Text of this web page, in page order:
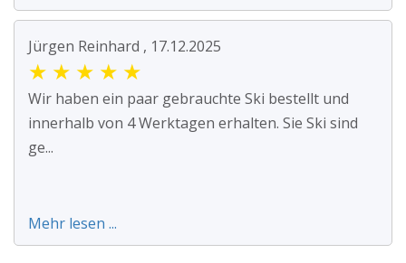
Jürgen Reinhard , 17.12.2025
★ ★ ★ ★ ★
Wir haben ein paar gebrauchte Ski bestellt und
innerhalb von 4 Werktagen erhalten. Sie Ski sind
ge...
Mehr lesen ...